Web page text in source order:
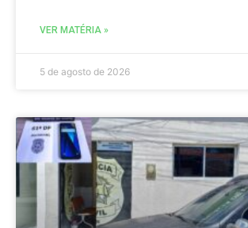
VER MATÉRIA »
5 de agosto de 2026